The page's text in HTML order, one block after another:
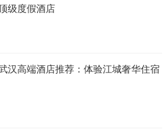
级度假酒店
汉高端酒店推荐：体验江城奢华住宿